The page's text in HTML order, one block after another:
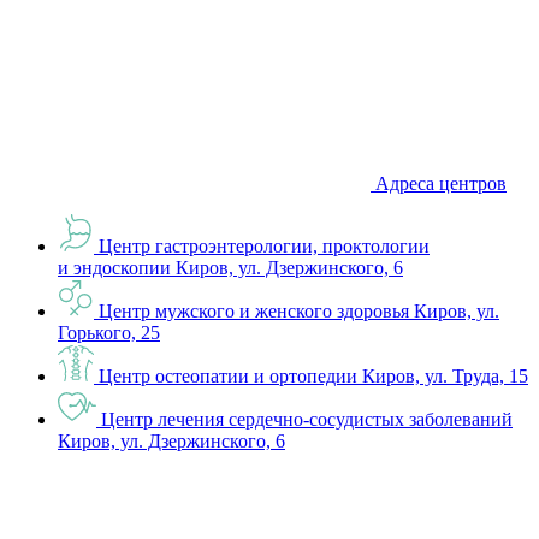
Адреса центров
Центр гастроэнтерологии, проктологии
и эндоскопии Киров, ул. Дзержинского, 6
Центр мужского и женского здоровья Киров, ул.
Горького, 25
Центр остеопатии и ортопедии Киров, ул. Труда, 15
Центр лечения сердечно-сосудистых заболеваний
Киров, ул. Дзержинского, 6